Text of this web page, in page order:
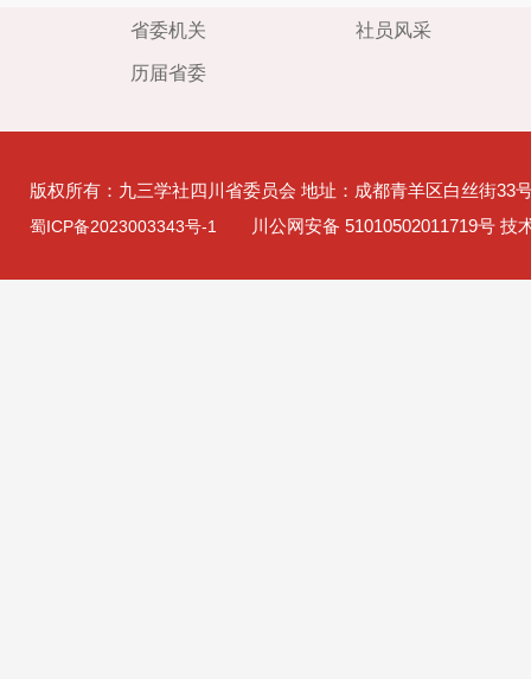
省委机关
历届省委
社员风采
版权所有：九三学社四川省委员会 地址：成都青羊区白丝街33
蜀ICP备2023003343号-1 川公网安备 51010502011719号 技